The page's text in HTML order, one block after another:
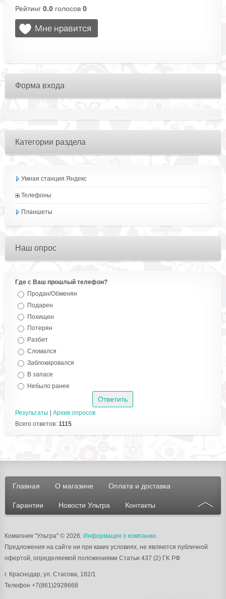
Рейтинг 0.0голосов 0
Форма входа
Категории раздела
Умная станция Яндекс
Телефоны
Планшеты
Наш опрос
Где с Ваш прошлый телефон?
Продан/Обменян
Подарен
Похищен
Потерян
Разбит
Сломался
Заблокировался
В запасе
Небыло ранее
Результаты
Архив опросов
Всего ответов: 1115
Главная О магазине Оплата и доставка
Гарантии Новости Ультра Контакты
Комапния "Ультра"© 2026. Информация о компании.
Предложения на сайте ни при каких условиях, не являются публичной
офертой, определяемой положениями Статьи 437 (2) ГK РФ
г. Краснодар, ул. Стасова, 182/1
Телефон +7(861)2928668